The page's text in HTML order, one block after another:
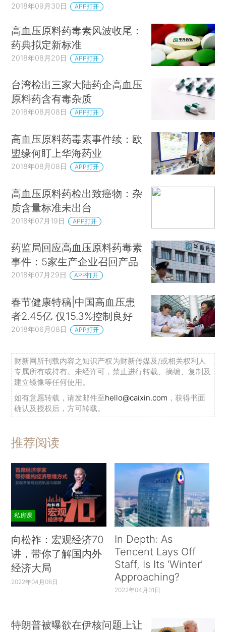
2018年09月30日 APP打开
高血压原料药毒素风波收尾：
药典拟定新标准
2018年08月20日 APP打开
台湾检出三家大陆药企高血压
原料药含有毒杂质
2018年08月08日 APP打开
高血压原料药毒素事件续：欧
盟缘何盯上华海药业
2018年08月08日 APP打开
高血压原料药检出致癌物：杂
质含量标准未出台
2018年07月19日 APP打开
药监局回应高血压原料药毒素
事件：5家生产企业召回产品
2018年07月29日 APP打开
春节健康特稿|中国高血压患
者2.45亿 仅15.3%控制良好
2018年06月08日 APP打开
财新网所刊载内容之知识产权为财新传媒及/或相关权利人
专属所有或持有。未经许可，禁止进行转载、摘编、复制及
建立镜像等任何使用。
如有意愿转载，请发邮件至hello@caixin.com ，获得书面
确认及授权后，方可转载。
推荐阅读
私房课
向松祚：宏观经济70
讲，带你了解国内外
经济大局
2022年04月06日
In Depth: As
Tencent Lays Off
Staff, Is Its ‘Winter’
Approaching?
2022年04月01日
特朗普被曝欲在伊核问题上让